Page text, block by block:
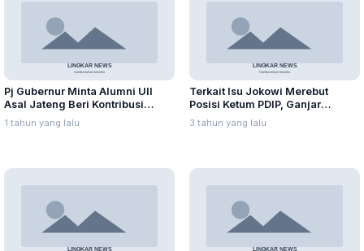
Pj Gubernur Minta Alumni UII
Asal Jateng Beri Kontribusi
dalam Pembangunan Daerah
1 tahun yang lalu
Terkait Isu Jokowi Merebut
Posisi Ketum PDIP, Ganjar
Pranowo: Ada Adu Domba
3 tahun yang lalu